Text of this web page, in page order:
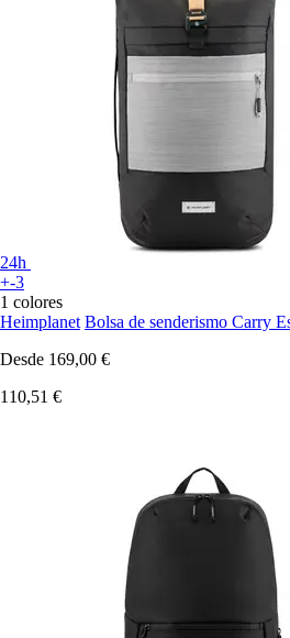
24h
+-3
1 colores
Heimplanet Bolsa de senderismo Carry
Desde 169,00 €
110,51 €